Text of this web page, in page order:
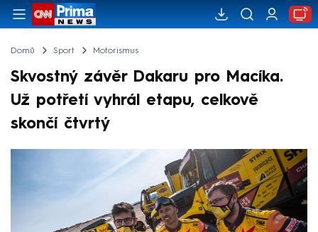
Domů Sport Motorismus
Skvostný závěr Dakaru pro Macíka.
Už potřetí vyhrál etapu, celkově
skončí čtvrtý